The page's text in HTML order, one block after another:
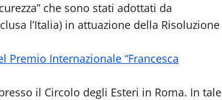
che sono stati adottati da
l’Italia) in attuazione della Risoluzione
Internazionale “Francesca
il Circolo degli Esteri in Roma. In tale